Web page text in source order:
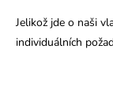
Jelikož jde o naši
individuálních